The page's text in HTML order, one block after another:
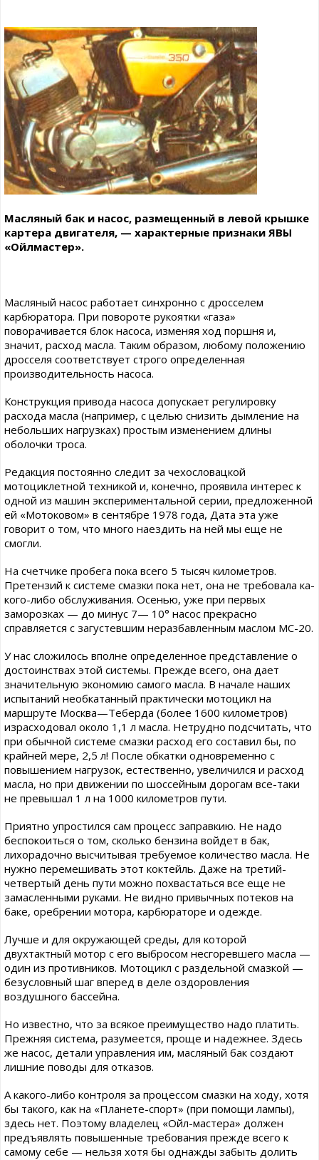
Масляный бак и насос, размещенный в левой крышке
картера двигателя, — характерные признаки ЯВЫ
«Ойлмастер».
Масляный насос работает синхронно с дросселем
карбюратора. При повороте рукоятки «газа»
поворачивается блок насоса, изменяя ход поршня и,
значит, расход масла. Таким образом, любому положению
дросселя соответствует строго определенная
производительность насоса.
Конструкция привода насоса допускает регулировку
расхода масла (например, с целью снизить дымление на
небольших нагрузках) простым изменением длины
оболочки троса.
Редакция постоянно следит за чехословацкой
мотоциклетной техникой и, конечно, проявила интерес к
одной из машин экспериментальной серии, предложенной
ей «Мотоковом» в сентябре 1978 года, Дата эта уже
говорит о том, что много наездить на ней мы еще не
смогли.
На счетчике пробега пока всего 5 тысяч километров.
Претензий к системе смазки пока нет, она не требовала ка-
кого-либо обслуживания. Осенью, уже при первых
заморозках — до минус 7— 10° насос прекрасно
справляется с загустевшим неразбавленным маслом МС-20.
У нас сложилось вполне определенное представление о
достоинствах этой системы. Прежде всего, она дает
значительную экономию самого масла. В начале наших
испытаний необкатанный практически мотоцикл на
маршруте Москва—Теберда (более 1600 километров)
израсходовал около 1,1 л масла. Нетрудно подсчитать, что
при обычной системе смазки расход его составил бы, по
крайней мере, 2,5 л! После обкатки одновременно с
повышением нагрузок, естественно, увеличился и расход
масла, но при движении по шоссейным дорогам все-таки
не превышал 1 л на 1000 километров пути.
Приятно упростился сам процесс заправкию. Не надо
беспокоиться о том, сколько бензина войдет в бак,
лихорадочно высчитывая требуемое количество масла. Не
нужно перемешивать этот коктейль. Даже на третий-
четвертый день пути можно похвастаться все еще не
замасленными руками. Не видно привычных потеков на
баке, оребрении мотора, карбюраторе и одежде.
Лучше и для окружающей среды, для которой
двухтактный мотор с его выбросом несгоревшего масла —
один из противников. Мотоцикл с раздельной смазкой —
безусловный шаг вперед в деле оздоровления
воздушного бассейна.
Но известно, что за всякое преимущество надо платить.
Прежняя система, разумеется, проще и надежнее. Здесь
же насос, детали управления им, масляный бак создают
лишние поводы для отказов.
А какого-либо контроля за процессом смазки на ходу, хотя
бы такого, как на «Планете-спорт» (при помощи лампы),
здесь нет. Поэтому владелец «Ойл-мастера» должен
предъявлять повышенные требования прежде всего к
самому себе — нельзя хотя бы однажды забыть долить